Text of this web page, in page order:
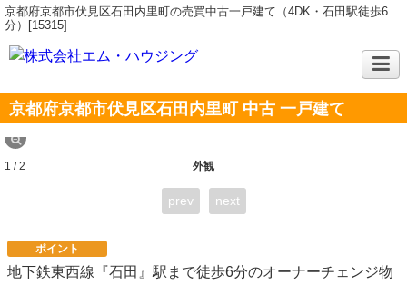
京都府京都市伏見区石田内里町の売買中古一戸建て（4DK・石田駅徒歩6
分）[15315]
京都府京都市伏見区石田内里町 中古 一戸建て
外観
1 / 2
prev next
ポイント
地下鉄東西線『石田』駅まで徒歩6分のオーナーチェンジ物